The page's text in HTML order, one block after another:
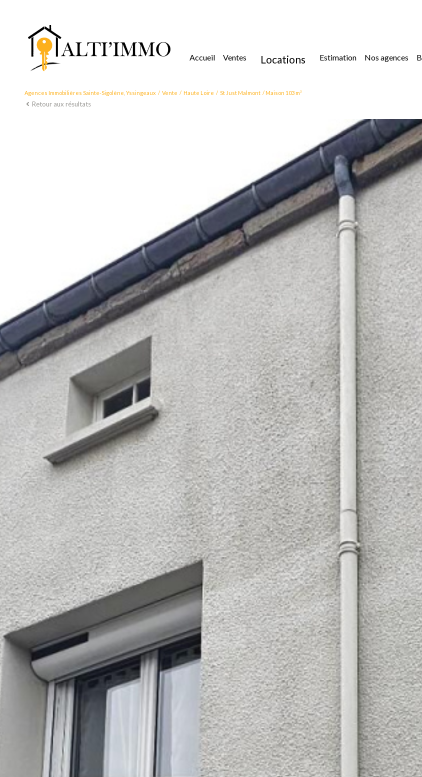
accueil ventes locations
location
location immoblilier professionnel
estimation nos agences
Agences Immobilières Sainte-Sigolène, Yssingeaux Vente Haute Loire St Just Malmont Maison 103 m²
Retour aux résultats